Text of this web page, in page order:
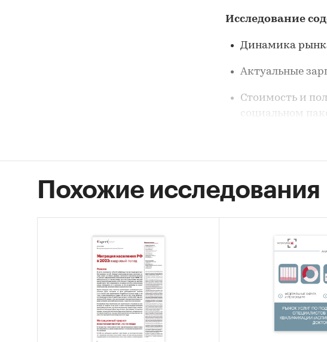
Исследование
Динамика
Актуальные
Стоимость и
социальном
Данные
Похожие исследования